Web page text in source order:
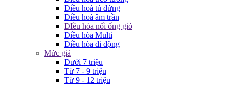
Điều hoà tủ đứng
Điều hoà âm trần
ĐIều hòa nối ống gió
Điều hòa Multi
Điều hòa di động
Mức giá
Dưới 7 triệu
Từ 7 - 9 triệu
Từ 9 - 12 triệu